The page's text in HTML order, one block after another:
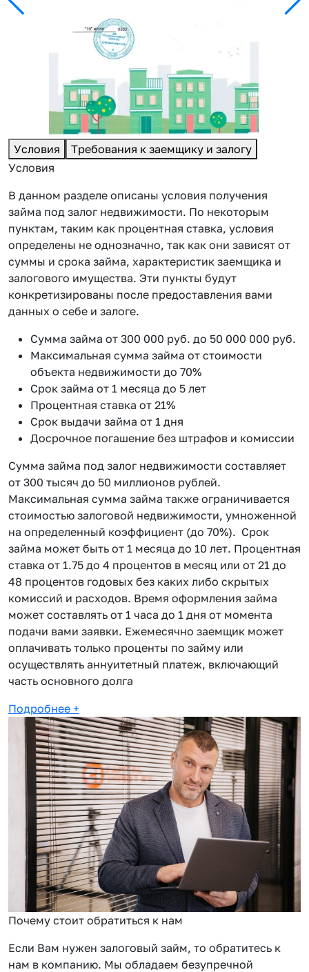
Условия
Требования к заемщику и залогу
Условия
В данном разделе описаны условия получения
займа под залог недвижимости. По некоторым
пунктам, таким как процентная ставка, условия
определены не однозначно, так как они зависят от
суммы и срока займа, характеристик заемщика и
залогового имущества. Эти пункты будут
конкретизированы после предоставления вами
данных о себе и залоге.
Сумма займа от 300 000 руб. до 50 000 000 руб.
Максимальная сумма займа от стоимости
объекта недвижимости до 70%
Срок займа от 1 месяца до 5 лет
Процентная ставка от 21%
Срок выдачи займа от 1 дня
Досрочное погашение без штрафов и комиссии
Сумма займа под залог недвижимости составляет
от 300 тысяч до 50 миллионов рублей.
Максимальная сумма займа также ограничивается
стоимостью залоговой недвижимости, умноженной
на определенный коэффициент (до 70%). Срок
займа может быть от 1 месяца до 10 лет. Процентная
ставка от 1.75 до 4 процентов в месяц или от 21 до
48 процентов годовых без каких либо скрытых
комиссий и расходов. Время оформления займа
может составлять от 1 часа до 1 дня от момента
подачи вами заявки. Ежемесячно заемщик может
оплачивать только проценты по займу или
осуществлять аннуитетный платеж, включающий
часть основного долга
Подробнее +
Почему стоит обратиться к нам
Если Вам нужен залоговый займ, то обратитесь к
нам в компанию. Мы обладаем безупречной